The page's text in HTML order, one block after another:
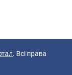
. Всі права